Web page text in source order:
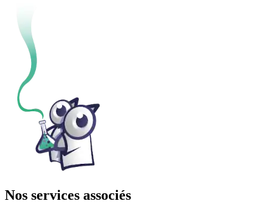
Nos services associés